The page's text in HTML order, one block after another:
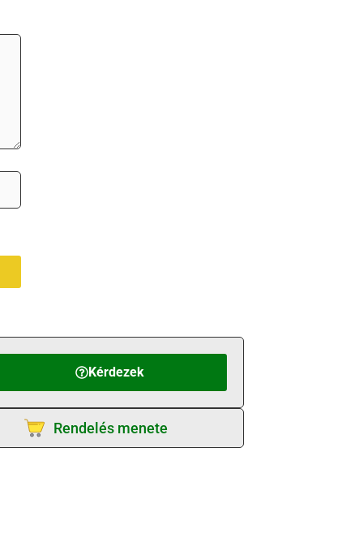
Kérdezek
Rendelés menete